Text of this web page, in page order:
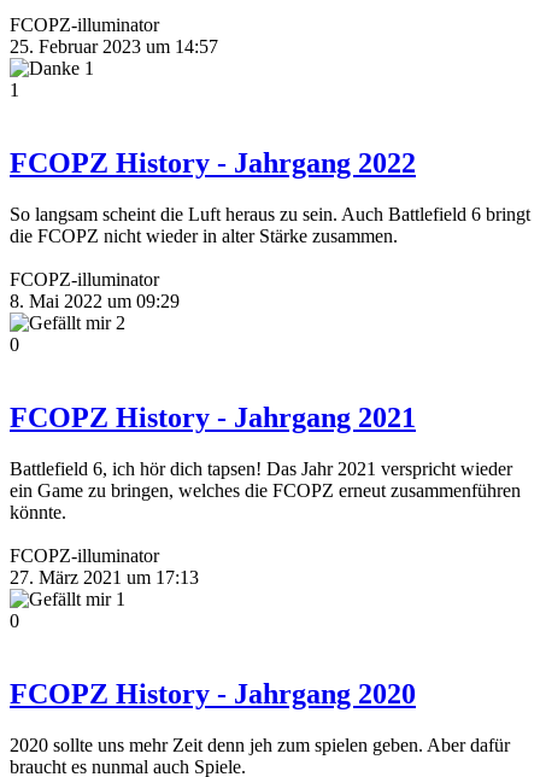
FCOPZ-illuminator
25. Februar 2023 um 14:57
1
1
FCOPZ History - Jahrgang 2022
So langsam scheint die Luft heraus zu sein. Auch Battlefield 6 bringt
die FCOPZ nicht wieder in alter Stärke zusammen.
FCOPZ-illuminator
8. Mai 2022 um 09:29
2
0
FCOPZ History - Jahrgang 2021
Battlefield 6, ich hör dich tapsen! Das Jahr 2021 verspricht wieder
ein Game zu bringen, welches die FCOPZ erneut zusammenführen
könnte.
FCOPZ-illuminator
27. März 2021 um 17:13
1
0
FCOPZ History - Jahrgang 2020
2020 sollte uns mehr Zeit denn jeh zum spielen geben. Aber dafür
braucht es nunmal auch Spiele.